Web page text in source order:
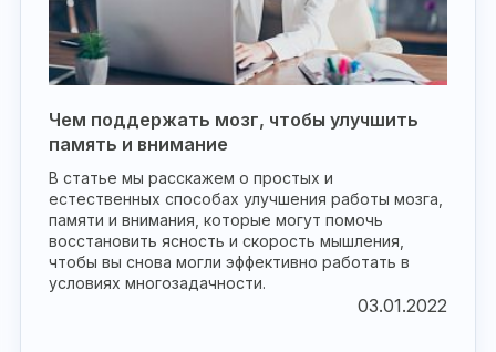
Чем поддержать мозг, чтобы улучшить
память и внимание
В статье мы расскажем о простых и
естественных способах улучшения работы мозга,
памяти и внимания, которые могут помочь
восстановить ясность и скорость мышления,
чтобы вы снова могли эффективно работать в
условиях многозадачности.
03.01.2022